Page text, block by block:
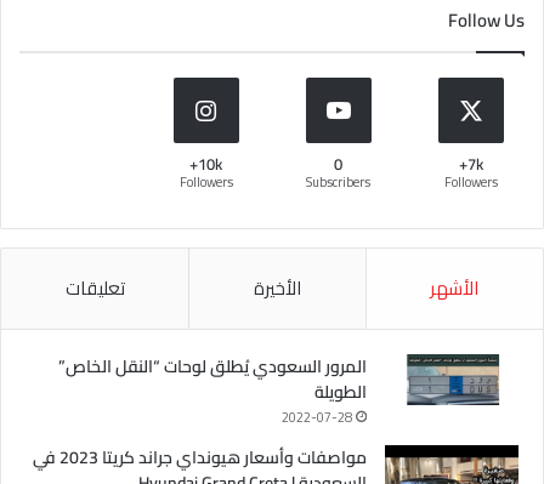
Follow Us
7k+
Followers
0
Subscribers
10k+
Followers
الأشهر الأخيرة تعليقات
المرور السعودي يُطلق لوحات “النقل الخاص”
الطويلة
2022-07-28
مواصفات وأسعار هيونداي جراند كريتا 2023 في